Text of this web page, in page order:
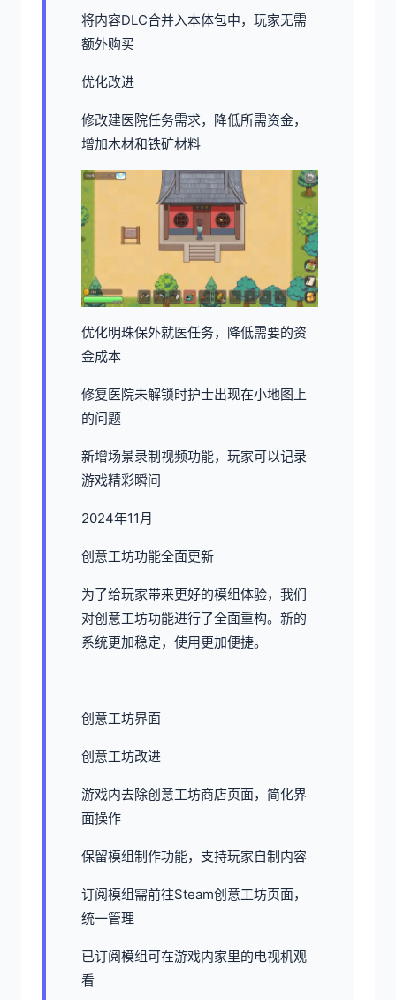
将内容DLC合并入本体包中，玩家无需
额外购买
优化改进
修改建医院任务需求，降低所需资金，
增加木材和铁矿材料
优化明珠保外就医任务，降低需要的资
金成本
修复医院未解锁时护士出现在小地图上
的问题
新增场景录制视频功能，玩家可以记录
游戏精彩瞬间
2024年11月
创意工坊功能全面更新
为了给玩家带来更好的模组体验，我们
对创意工坊功能进行了全面重构。新的
系统更加稳定，使用更加便捷。
创意工坊界面
创意工坊改进
游戏内去除创意工坊商店页面，简化界
面操作
保留模组制作功能，支持玩家自制内容
订阅模组需前往Steam创意工坊页面，
统一管理
已订阅模组可在游戏内家里的电视机观
看